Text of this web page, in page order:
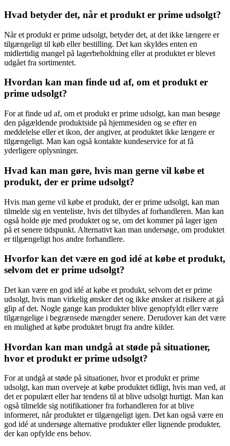
Hvad betyder det, når et produkt er prime udsolgt?
Når et produkt er prime udsolgt, betyder det, at det ikke længere er
tilgængeligt til køb eller bestilling. Det kan skyldes enten en
midlertidig mangel på lagerbeholdning eller at produktet er blevet
udgået fra sortimentet.
Hvordan kan man finde ud af, om et produkt er
prime udsolgt?
For at finde ud af, om et produkt er prime udsolgt, kan man besøge
den pågældende produktside på hjemmesiden og se efter en
meddelelse eller et ikon, der angiver, at produktet ikke længere er
tilgængeligt. Man kan også kontakte kundeservice for at få
yderligere oplysninger.
Hvad kan man gøre, hvis man gerne vil købe et
produkt, der er prime udsolgt?
Hvis man gerne vil købe et produkt, der er prime udsolgt, kan man
tilmelde sig en venteliste, hvis det tilbydes af forhandleren. Man kan
også holde øje med produktet og se, om det kommer på lager igen
på et senere tidspunkt. Alternativt kan man undersøge, om produktet
er tilgængeligt hos andre forhandlere.
Hvorfor kan det være en god idé at købe et produkt,
selvom det er prime udsolgt?
Det kan være en god idé at købe et produkt, selvom det er prime
udsolgt, hvis man virkelig ønsker det og ikke ønsker at risikere at gå
glip af det. Nogle gange kan produkter blive genopfyldt eller være
tilgængelige i begrænsede mængder senere. Derudover kan det være
en mulighed at købe produktet brugt fra andre kilder.
Hvordan kan man undgå at støde på situationer,
hvor et produkt er prime udsolgt?
For at undgå at støde på situationer, hvor et produkt er prime
udsolgt, kan man overveje at købe produktet tidligt, hvis man ved, at
det er populært eller har tendens til at blive udsolgt hurtigt. Man kan
også tilmelde sig notifikationer fra forhandleren for at blive
informeret, når produktet er tilgængeligt igen. Det kan også være en
god idé at undersøge alternative produkter eller lignende produkter,
der kan opfylde ens behov.